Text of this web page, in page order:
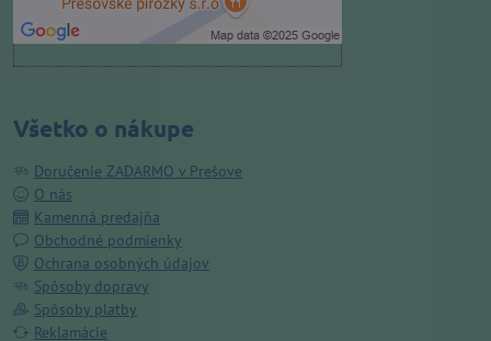
Otvoriť obsah v novom okne
Všetko o nákupe
Doručenie ZADARMO v Prešove
O nás
Kamenná predajňa
Obchodné podmienky
Ochrana osobných údajov
Spôsoby dopravy
Spôsoby platby
Reklamácie